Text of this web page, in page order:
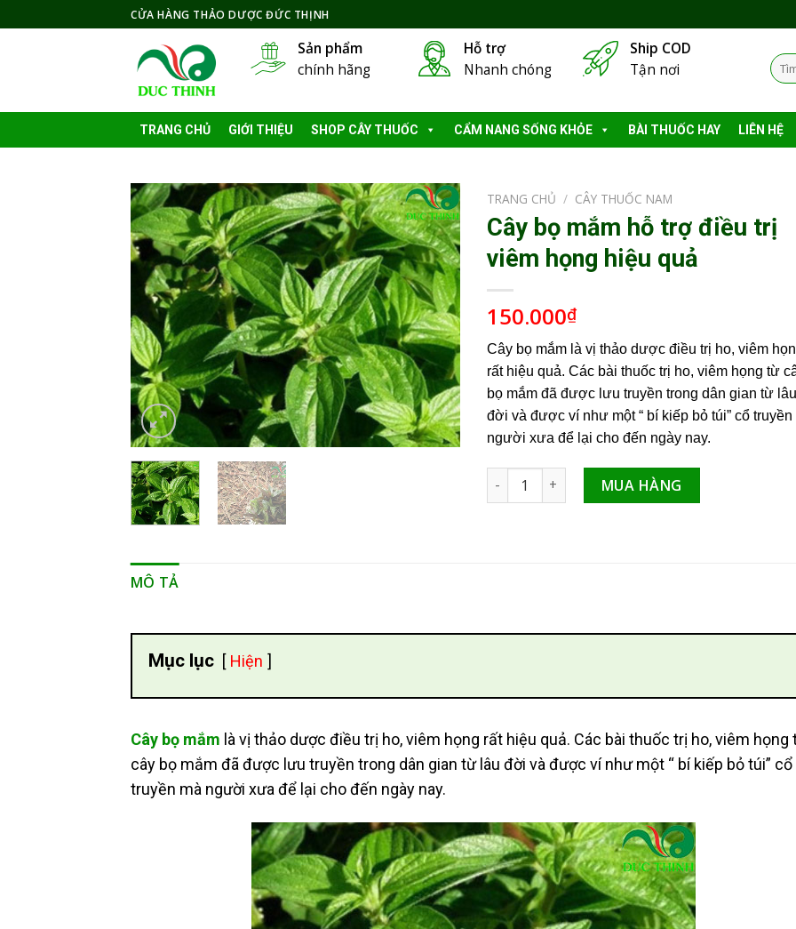
to
CỬA HÀNG THẢO DƯỢC ĐỨC THỊNH
Sản phẩm
chính hãng
Hỗ trợ
Nhanh chóng
Ship COD
Tận nơi
Tìm
kiếm:
TRANG CHỦ GIỚI THIỆU SHOP CÂY THUỐC CẨM NANG SỐNG KHỎE BÀI THUỐC HAY LIÊN HỆ
TRANG CHỦ / CÂY THUỐC NAM
Cây bọ mắm hỗ trợ điều trị
viêm họng hiệu quả
150.000₫
Cây bọ mắm là vị thảo dược điều trị ho, viêm
rất hiệu quả. Các bài thuốc trị ho, viêm họng từ
bọ mắm đã được lưu truyền trong dân gian từ lâu
đời và được ví như một “ bí kiếp bỏ túi” cổ truyền
người xưa để lại cho đến ngày nay.
Cây bọ mắm hỗ trợ điều trị viêm họng hiệu quả
MUA HÀNG
MÔ TẢ
Mục lục Hiện
Cây bọ mắm là vị thảo dược điều trị ho, viêm họng rất hiệu quả. Các bài thuốc trị ho, viêm họng
cây bọ mắm đã được lưu truyền trong dân gian từ lâu đời và được ví như một “ bí kiếp bỏ túi” cổ
truyền mà người xưa để lại cho đến ngày nay.